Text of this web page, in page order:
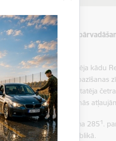
personu
pagastā apturēja kādu
un taksometra pazīšanas
tās salonā konstatēja
vīzām un uzturēšanās
pēc Krimināllikuma 2851 .
Latvijas Republikā.